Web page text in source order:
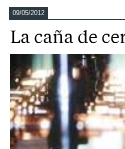
09/05/2012
La caña de